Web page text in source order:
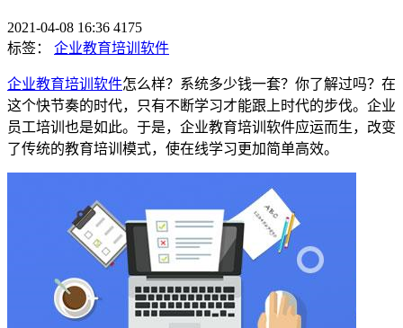
2021-04-08 16:36 4175
标签：
企业教育培训软件
企业教育培训软件怎么样？系统多少钱一套？你了解过吗？在
这个快节奏的时代，只有不断学习才能跟上时代的步伐。企业
员工培训也是如此。于是，企业教育培训软件应运而生，改变
了传统的教育培训模式，使在线学习更加简单高效。